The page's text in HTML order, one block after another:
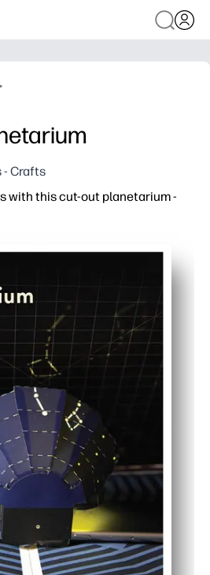
- Crafts
with this cut-out planetarium -